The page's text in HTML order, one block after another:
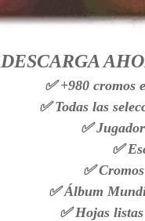
DESCARGA
✅ +980 cromos
✅ Todas las
✅
✅
✅
✅ Álbum
✅ Hojas